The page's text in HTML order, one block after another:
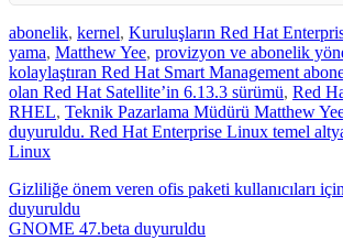
abonelik, kernel, Kuruluşların Red Hat
yama, Matthew Yee, provizyon ve abonelik
kolaylaştıran Red Hat Smart Management
olan Red Hat Satellite’in 6.13.3 sürümü, Red
RHEL, Teknik Pazarlama Müdürü Matthew
duyuruldu. Red Hat Enterprise Linux temel
Linux
Gizliliğe önem veren ofis paketi kullanıcıları
duyuruldu
GNOME 47.beta duyuruldu